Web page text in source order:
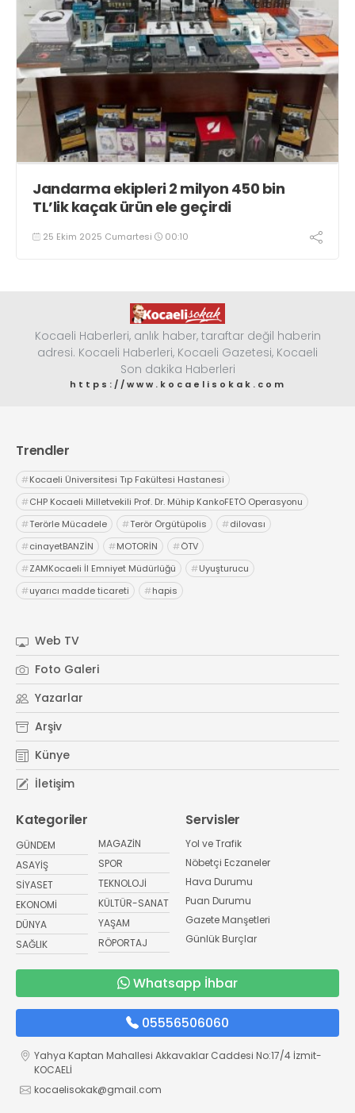
Jandarma ekipleri 2 milyon 450 bin
TL’lik kaçak ürün ele geçirdi
25 Ekim 2025 Cumartesi 00:10
Kocaeli Haberleri, anlık haber, taraftar değil haberin
adresi. Kocaeli Haberleri, Kocaeli Gazetesi, Kocaeli
Son dakika Haberleri
https://www.kocaelisokak.com
Trendler
#Kocaeli Üniversitesi Tıp Fakültesi Hastanesi
#CHP Kocaeli Milletvekili Prof. Dr. Mühip KankoFETÖ Operasyonu
#Terörle Mücadele #Terör Örgütüpolis #dilovası
#cinayetBANZİN #MOTORİN #ÖTV
#ZAMKocaeli İl Emniyet Müdürlüğü #Uyuşturucu
#uyarıcı madde ticareti #hapis
Web TV
Foto Galeri
Yazarlar
Arşiv
Künye
İletişim
Kategoriler
GÜNDEM
ASAYİŞ
SİYASET
EKONOMİ
DÜNYA
SAĞLIK
MAGAZİN
SPOR
TEKNOLOJİ
KÜLTÜR-SANAT
YAŞAM
RÖPORTAJ
Servisler
Yol ve Trafik
Nöbetçi Eczaneler
Hava Durumu
Puan Durumu
Gazete Manşetleri
Günlük Burçlar
Whatsapp İhbar
05556506060
Yahya Kaptan Mahallesi Akkavaklar Caddesi No:17/4 İzmit-
KOCAELİ
kocaelisokak@gmail.com